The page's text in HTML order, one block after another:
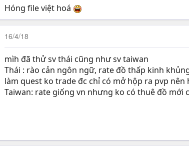
Hóng file việt hoá
16/4/18
mìh đã thử sv thái cũng như sv taiwan
Thái : rào cản ngôn ngữ, rate đồ thấp kinh
làm quest ko trade đc chỉ có mở hộp ra pvp nên
Taiwan: rate giống vn nhưng ko có thuê đồ mới